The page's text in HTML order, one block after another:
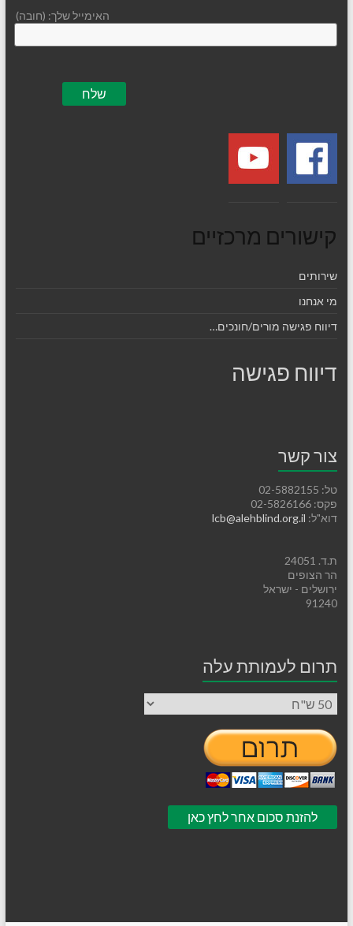
האימייל שלך: (חובה)
קישורים מרכזיים
שירותים
מי אנחנו
דיווח פגישה מורים/חונכים…
דיווח פגישה
צור קשר
טל: 02-5882155
פקס: 02-5826166
דוא"ל:
ת.ד. 24051
הר הצופים
ירושלים - ישראל
91240
תרום לעמותת עלה